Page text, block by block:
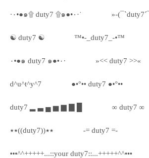
·٠•●๑۩ duty7 ۩๑●•٠·˙ »-
☯ duty7 ☯ ™•-_duty7_-•™
٠•●๑ duty7 ๑●•٠· »<< duty7 >>«
d^u^t^y^7 ●•°•• duty7 ●•°••
duty7 ▂ ▃ ▄ ▅ ▆ ▇ █ ∞ duty7 ∞
٭٭((duty7))٭٭ -= duty7 =-
•••^^+++++...::your duty7::...+++++^^•••